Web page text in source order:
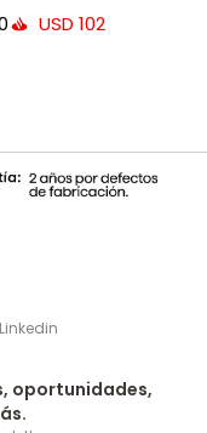
USD 102
Linkedin
oportunidades,